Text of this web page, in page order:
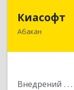
Киасофт
Абакан
Внедрений
655017,